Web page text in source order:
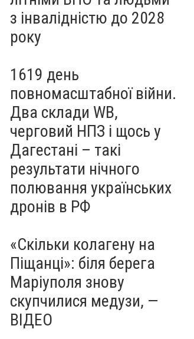
з інвалідністю до 2028
року
1619 день
повномасштабної війни.
Два склади WB,
черговий НПЗ і щось у
Дагестані – такі
результати нічного
полювання українських
дронів в РФ
«Скільки колагену на
Піщанці»: біля берега
Маріуполя знову
скупчилися медузи, —
ВІДЕО